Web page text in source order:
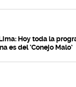
Hoy toda la
es del ‘Conejo Malo’